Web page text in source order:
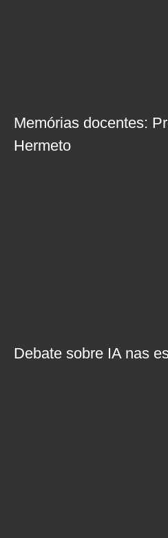
Memórias docentes:
Hermeto
Debate sobre IA nas